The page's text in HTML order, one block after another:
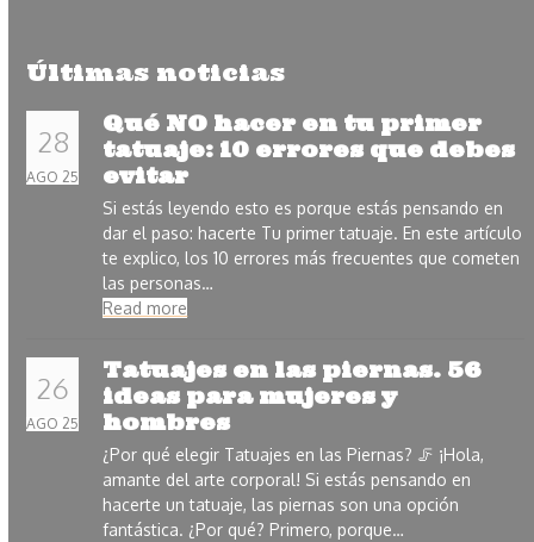
Últimas noticias
28
AGO 25
Qué NO hacer en tu primer
tatuaje: 10 errores que debes
evitar
Si estás leyendo esto es porque estás pensando en
dar el paso: hacerte Tu primer tatuaje. En este artículo
te explico, los 10 errores más frecuentes que cometen
las personas…
Read more
26
AGO 25
Tatuajes en las piernas. 56
ideas para mujeres y
hombres
¿Por qué elegir Tatuajes en las Piernas? 🦵 ¡Hola,
amante del arte corporal! Si estás pensando en
hacerte un tatuaje, las piernas son una opción
fantástica. ¿Por qué? Primero, porque…